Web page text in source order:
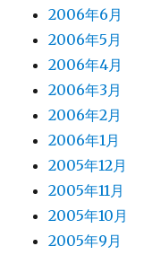
2006年6月
2006年5月
2006年4月
2006年3月
2006年2月
2006年1月
2005年12月
2005年11月
2005年10月
2005年9月